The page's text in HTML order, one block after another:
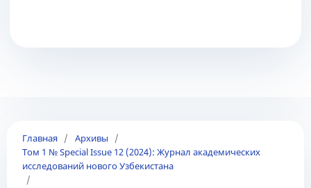
Главная / Архивы
/
Том 1 № Special Issue 12 (2024): Журнал академических
исследований нового Узбекистана
/